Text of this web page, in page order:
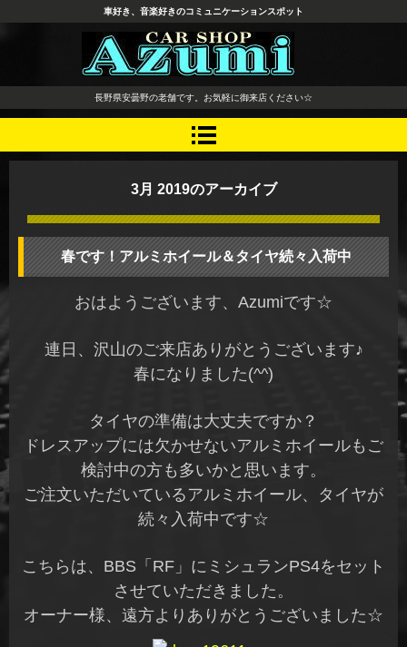
長野県 安曇野市 タイヤ ホ
イール デッドニング カーオ
ーディオ レカロシート
車好き、音楽好きのコミュニケーションスポット
長野県安曇野の老舗です。お気軽に御来店ください☆
3月 2019のアーカイブ
春です！アルミホイール＆タイヤ続々入荷中
おはようございます、Azumiです☆
連日、沢山のご来店ありがとうございます♪
春になりました(^^)
タイヤの準備は大丈夫ですか？
ドレスアップには欠かせないアルミホイールもご
検討中の方も多いかと思います。
ご注文いただいているアルミホイール、タイヤが
続々入荷中です☆
こちらは、BBS「RF」にミシュランPS4をセット
させていただきました。
オーナー様、遠方よりありがとうございました☆